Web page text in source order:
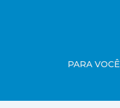
PARA VOCÊ